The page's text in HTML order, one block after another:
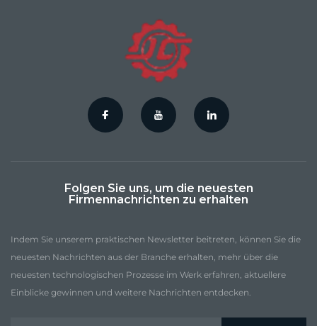
Folgen Sie uns, um die neuesten
Firmennachrichten zu erhalten
Indem Sie unserem praktischen Newsletter beitreten, können Sie die
neuesten Nachrichten aus der Branche erhalten, mehr über die
neuesten technologischen Prozesse im Werk erfahren, aktuellere
Einblicke gewinnen und weitere Nachrichten entdecken.